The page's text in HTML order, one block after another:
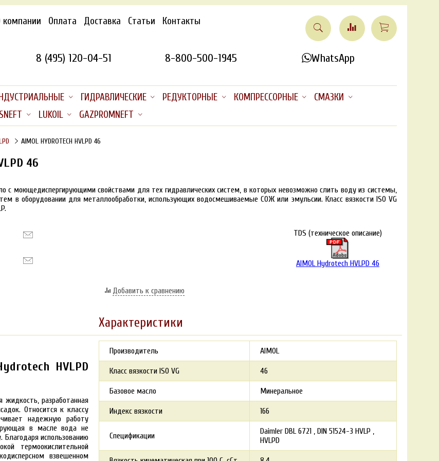
компании Оплата Доставка Статьи Контакты
8 (495) 120-04-51 8-800-500-1945 WhatsApp
ГИДРАВЛИЧЕСКИЕ РЕДУКТОРНЫЕ КОМПРЕССОРНЫЕ
СМАЗКИ
LUKOIL GAZPROMNEFT
AIMOL HYDROTECH HVLPD 46
46
с моющедиспергирующими свойствами для тех гидравлических систем, в которых невозможно слить воду из системы,
в оборудовании для металлообработки, использующих водосмешиваемые СОЖ или эмульсии. Класс вязкости ISO VG
TDS (техническое описание)
AIMOL Hydrotech HVLPD 46
Добавить к сравнению
Характеристики
HVLPD
жидкость, разработанная
Относится к классу
надежную работу
в масле вода не
Благодаря использованию
термоокислительной
взвешенном
Производитель AIMOL
Класс вязкости ISO VG 46
Базовое масло Минеральное
Индекс вязкости 166
Спецификации Daimler DBL 6721
DIN 51524-3 HVLP
HVLPD